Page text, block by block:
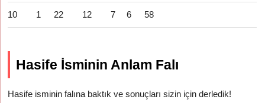
10 1 22 12 7 6 58
Hasife İsminin Anlam Falı
Hasife isminin falına baktık ve sonuçları sizin için derledik!